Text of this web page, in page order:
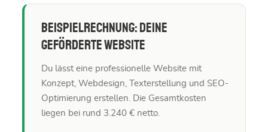
Beispielrechnung: deine
geförderte Website
Du lässt eine professionelle Website mit
Konzept, Webdesign, Texterstellung und SEO-
Optimierung erstellen. Die Gesamtkosten
liegen bei rund 3.240 € netto.